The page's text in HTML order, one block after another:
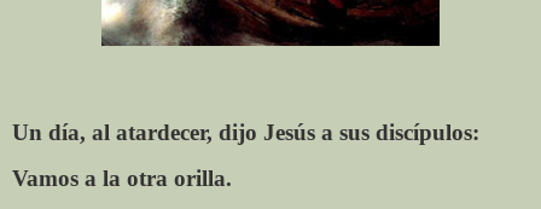
Un día, al atardecer, dijo Jesús a sus discípulos:
Vamos a la otra orilla.